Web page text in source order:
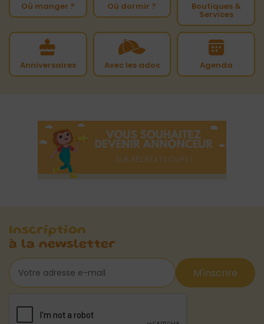
Où manger ? Où dormir ? Boutiques &
Services
Anniversaires Avec les ados Agenda
Inscription
à la newsletter
M'inscrire